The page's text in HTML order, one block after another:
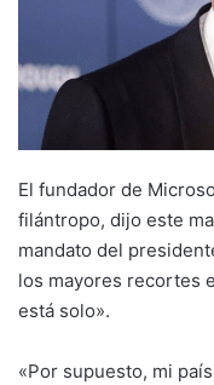
El fundador de
filántropo, dijo este
mandato del
los mayores recortes
está solo».
«Por supuesto, mi